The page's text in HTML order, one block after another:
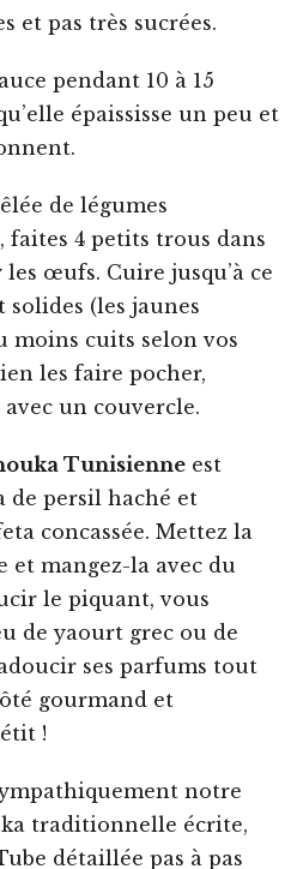
et pas très sucrées.
pendant 10 à 15
épaississe un peu et
de légumes
faites 4 petits trous dans
œufs. Cuire jusqu’à ce
solides (les jaunes
moins cuits selon vos
les faire pocher,
un couvercle.
Tunisienne est
de persil haché et
concassée. Mettez la
et mangez-la avec du
le piquant, vous
de yaourt grec ou de
ses parfums tout
gourmand et
!
notre
traditionnelle écrite,
détaillée pas à pas